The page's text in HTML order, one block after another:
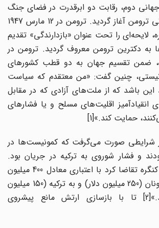
دوم، رقابت دو ابرقدرت در فضای جنگ
سرد عملاً با سخنرانی ترومن آغاز گردید. ترومن در 12 مارس 1947
لایحه‌‌ا‌‌ی را تحت عنوان «بازدارندگی» تقدیم
به دکترین ترومن معروف گردید. ترومن در
ضمن تقسیم جهان به دو قطب کشورهای
چنین گفت: «من معتقدم که سیاست
باشد که از ملت‌‌های آزادی که‌ در مقابل
اقلیت‌‌های مسلح و یا فشارهای‌
حمایت کند.»[1]
صورت می‌‌گرفت که کمونیست‌‌ها در
و فشار شوروی به ترکیه در جریان بود.
بنابراین «ترومن از کنگره تقاضا کرد با اعتباری معادل 400 میلیون
دلار برای کمک به یونان (250 میلیون دلار) و به ترکیه (150 میلیون
دلار) موافقت کند.»[2] تا با بازسازی ارتش مانع پیشروی